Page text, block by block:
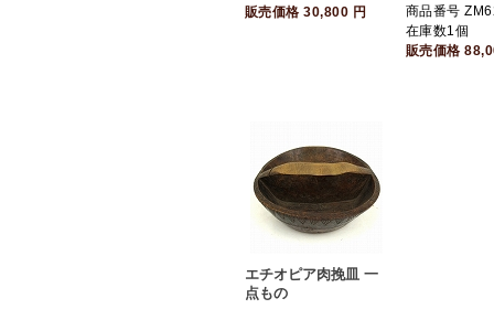
販売価格30,800 円
商品番号
在庫数1個
販売価格
エチオピア肉挽皿 一
点もの